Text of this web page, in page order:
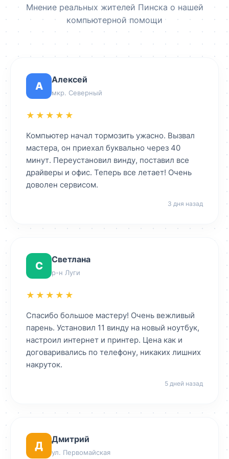
Мнение реальных жителей Пинска о нашей
компьютерной помощи
А
Алексей
мкр. Северный
★★★★★
Компьютер начал тормозить ужасно. Вызвал
мастера, он приехал буквально через 40
минут. Переустановил винду, поставил все
драйверы и офис. Теперь все летает! Очень
доволен сервисом.
3 дня назад
С
Светлана
р-н Луги
★★★★★
Спасибо большое мастеру! Очень вежливый
парень. Установил 11 винду на новый ноутбук,
настроил интернет и принтер. Цена как и
договаривались по телефону, никаких лишних
накруток.
5 дней назад
Д
Дмитрий
ул. Первомайская